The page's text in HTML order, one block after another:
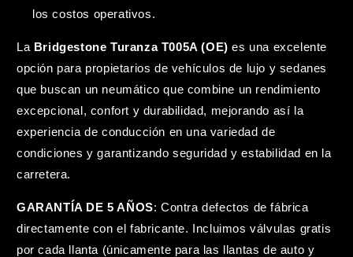
los costos operativos.
La Bridgestone Turanza T005A (OE) es una excelente
opción para propietarios de vehículos de lujo y sedanes
que buscan un neumático que combine un rendimiento
excepcional, confort y durabilidad, mejorando así la
experiencia de conducción en una variedad de
condiciones y garantizando seguridad y estabilidad en la
carretera.
GARANTÍA DE 5 AÑOS: Contra defectos de fábrica
directamente con el fabricante. Incluimos válvulas gratis
por cada llanta (únicamente para las llantas de auto y